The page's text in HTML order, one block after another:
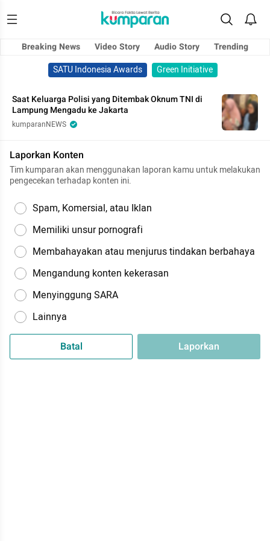
Breaking News Video Story Audio Story
Trending
SATU Indonesia Awards
Green Initiative
Saat Keluarga Polisi yang Ditembak Oknum TNI di
Lampung Mengadu ke Jakarta
kumparanNEWS
Laporkan Konten
Tim kumparan akan menggunakan laporan kamu untuk melakukan
pengecekan terhadap konten ini.
Spam, Komersial, atau Iklan
Memiliki unsur pornografi
Membahayakan atau menjurus tindakan berbahaya
Mengandung konten kekerasan
Menyinggung SARA
Lainnya
Batal Laporkan